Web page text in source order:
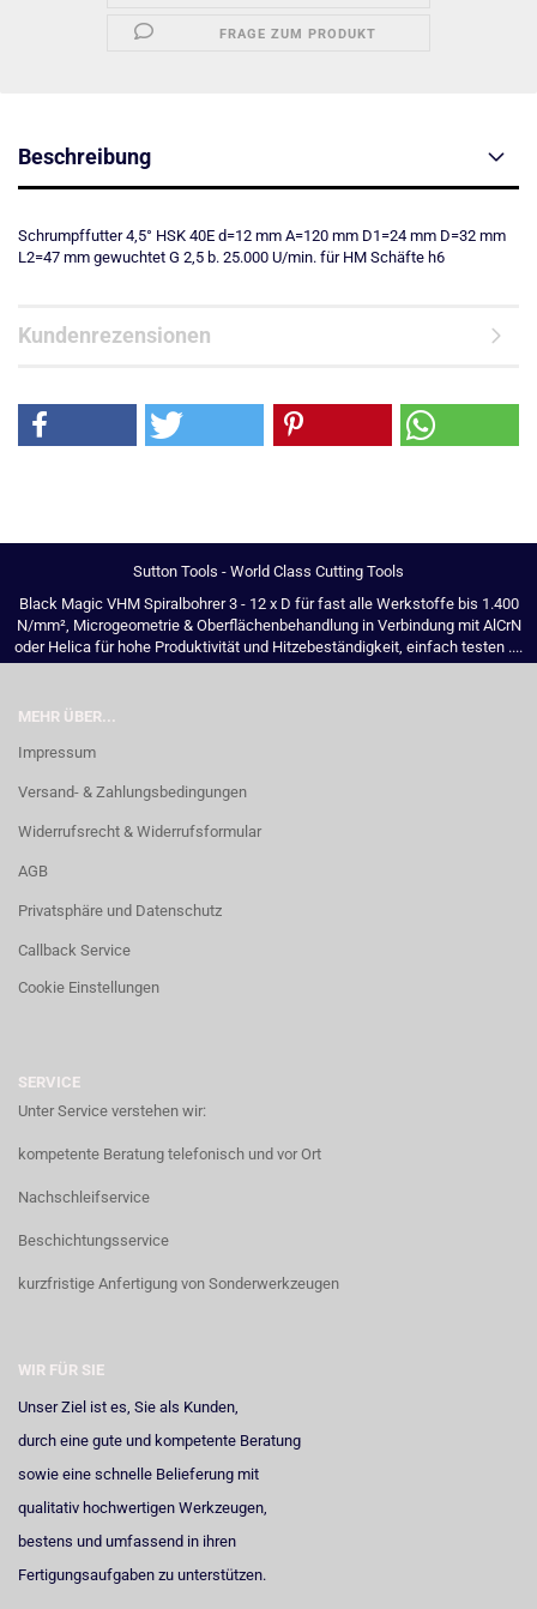
FRAGE ZUM PRODUKT
Beschreibung
Schrumpffutter 4,5° HSK 40E d=12 mm A=120 mm D1=24 mm D=32 mm
L2=47 mm gewuchtet G 2,5 b. 25.000 U/min. für HM Schäfte h6
Kundenrezensionen
Sutton Tools - World Class Cutting Tools
Black Magic VHM Spiralbohrer 3 - 12 x D für fast alle Werkstoffe bis 1.400
N/mm², Microgeometrie & Oberflächenbehandlung in Verbindung mit AlCrN
oder Helica für hohe Produktivität und Hitzebeständigkeit, einfach testen ....
MEHR ÜBER...
Impressum
Versand- & Zahlungsbedingungen
Widerrufsrecht & Widerrufsformular
AGB
Privatsphäre und Datenschutz
Callback Service
Cookie Einstellungen
SERVICE
Unter Service verstehen wir:
kompetente Beratung telefonisch und vor Ort
Nachschleifservice
Beschichtungsservice
kurzfristige Anfertigung von Sonderwerkzeugen
WIR FÜR SIE
Unser Ziel ist es, Sie als Kunden,
durch eine gute und kompetente Beratung
sowie eine schnelle Belieferung mit
qualitativ hochwertigen Werkzeugen,
bestens und umfassend in ihren
Fertigungsaufgaben zu unterstützen.